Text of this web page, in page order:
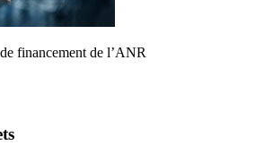
financement de l’ANR